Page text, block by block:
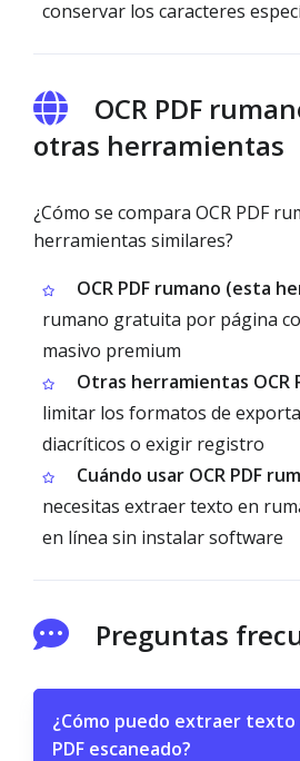
conservar los caracteres
OCR PDF
otras herramientas
¿Cómo se compara OCR PDF
herramientas similares?
OCR PDF rumano (esta
rumano gratuita por página
masivo premium
Otras herramientas OCR
limitar los formatos de
diacríticos o exigir registro
Cuándo usar OCR PDF
necesitas extraer texto en
en línea sin instalar software
Preguntas
¿Cómo puedo extraer texto
PDF escaneado?